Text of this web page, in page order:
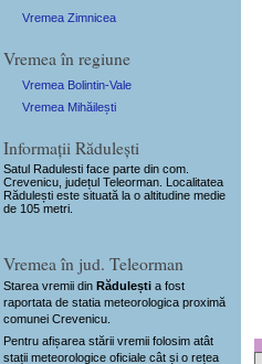
Vremea Zimnicea
Vremea în regiune
Vremea Bolintin-Vale
Vremea Mihăilești
Informații Rădulești
Satul Radulesti face parte din com.
Crevenicu, județul Teleorman. Localitatea
Rădulești este situată la o altitudine medie
de 105 metri.
Vremea în jud. Teleorman
Starea vremii dinRădulești a fost
raportata de statia meteorologica proximă
comunei Crevenicu.
Pentru afișarea stării vremii folosim atât
stații meteorologice oficiale cât și o rețea